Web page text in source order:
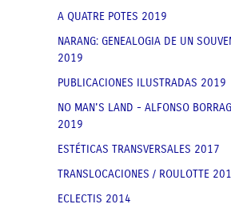
A QUATRE POTES 2019
NARANG: GENEALOGIA DE UN
2019
PUBLICACIONES ILUSTRADAS 2019
NO MAN'S LAND - ALFONSO
2019
ESTÉTICAS TRANSVERSALES 2017
TRANSLOCACIONES / ROULOTTE
ECLECTIS 2014